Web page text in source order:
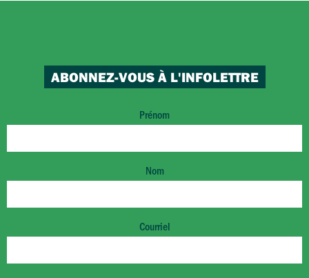
ABONNEZ-VOUS À L'INFOLETTRE
Prénom
Nom
Courriel